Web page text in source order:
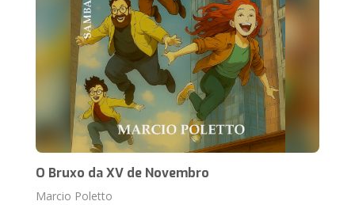
O Bruxo da XV de Novembro
Marcio Poletto